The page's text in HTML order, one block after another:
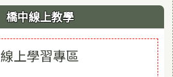
橋中線上教學
線上學習專區